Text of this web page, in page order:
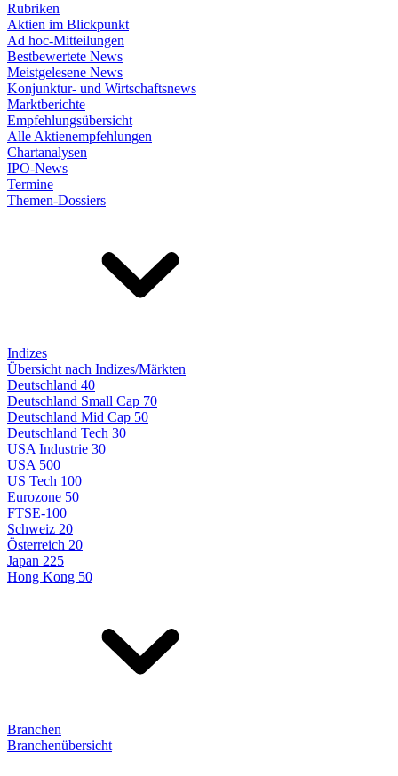
Rubriken
Aktien im Blickpunkt
Ad hoc-Mitteilungen
Bestbewertete News
Meistgelesene News
Konjunktur- und Wirtschaftsnews
Marktberichte
Empfehlungsübersicht
Alle Aktienempfehlungen
Chartanalysen
IPO-News
Termine
Themen-Dossiers
Indizes
Übersicht nach Indizes/Märkten
Deutschland 40
Deutschland Small Cap 70
Deutschland Mid Cap 50
Deutschland Tech 30
USA Industrie 30
USA 500
US Tech 100
Eurozone 50
FTSE-100
Schweiz 20
Österreich 20
Japan 225
Hong Kong 50
Branchen
Branchenübersicht